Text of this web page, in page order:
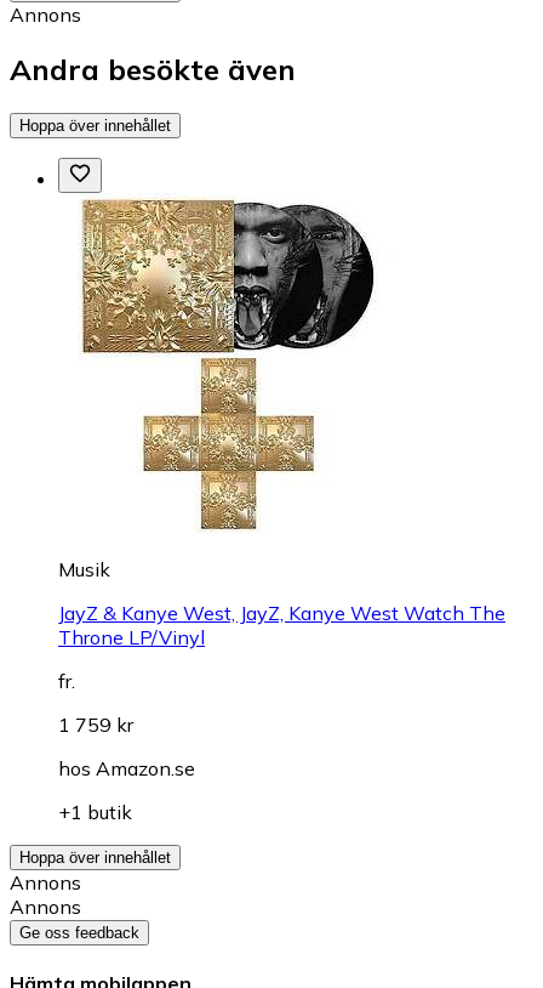
Annons
Andra besökte även
Hoppa över innehållet
Musik
JayZ & Kanye West, JayZ, Kanye West Watch The
Throne LP/Vinyl
fr.
1 759 kr
hos Amazon.se
+1 butik
Hoppa över innehållet
Annons
Annons
Ge oss feedback
Hämta mobilappen